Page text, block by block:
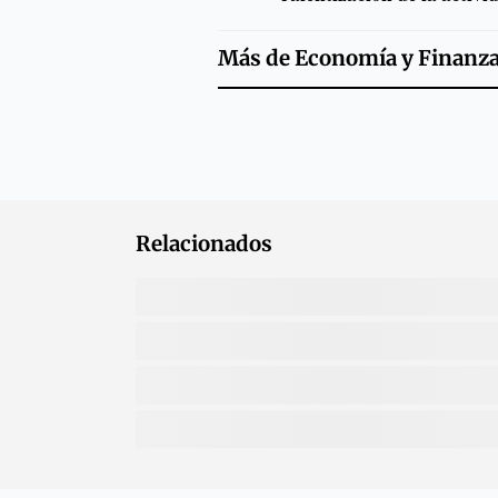
Más deEconomía y
Relacionados